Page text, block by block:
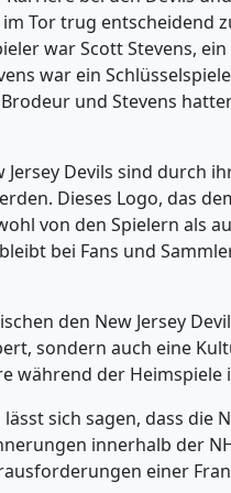
Tor trug entscheidend
war Scott Stevens,
war ein
und Stevens
Jersey Devils sind durch
Dieses Logo, das
von den Spielern als
bei Fans und
den New Jersey
sondern auch eine
während der
sich sagen, dass die
innerhalb der
einer